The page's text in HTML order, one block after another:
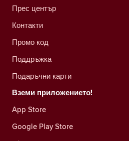
Прес център
Контакти
Промо код
Поддръжка
Подаръчни карти
Вземи приложението!
App Store
Google Play Store